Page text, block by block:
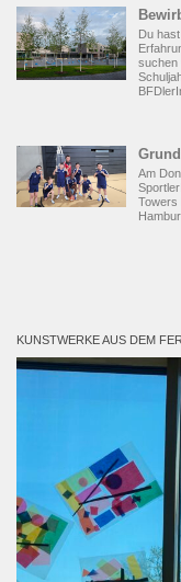
Du
suchen
Am
Towers
KUNSTWERKE AUS DEM